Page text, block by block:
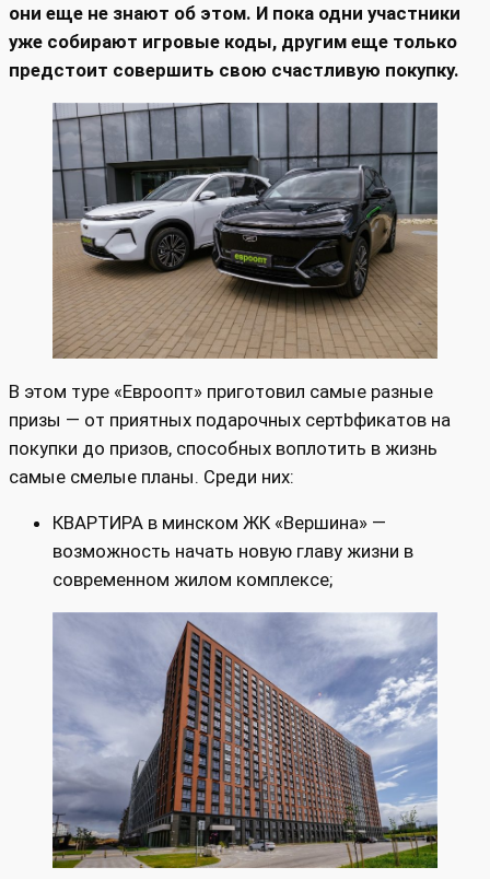
они еще не знают об этом. И пока одни участники
уже собирают игровые коды, другим еще только
предстоит совершить свою счастливую покупку.
В этом туре «Евроопт» приготовил самые разные
призы — от приятных подарочных сертbфикатов на
покупки до призов, способных воплотить в жизнь
самые смелые планы. Среди них:
КВАРТИРА в минском ЖК «Вершина» —
возможность начать новую главу жизни в
современном жилом комплексе;